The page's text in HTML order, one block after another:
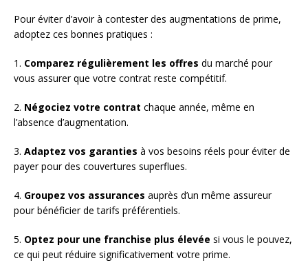
Pour éviter d’avoir à contester des augmentations de prime,
adoptez ces bonnes pratiques :
1. Comparez régulièrement les offres du marché pour
vous assurer que votre contrat reste compétitif.
2. Négociez votre contrat chaque année, même en
l’absence d’augmentation.
3. Adaptez vos garanties à vos besoins réels pour éviter de
payer pour des couvertures superflues.
4. Groupez vos assurances auprès d’un même assureur
pour bénéficier de tarifs préférentiels.
5. Optez pour une franchise plus élevée si vous le pouvez,
ce qui peut réduire significativement votre prime.